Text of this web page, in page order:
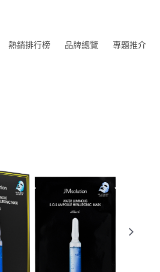
熱銷排行榜 品牌總覽 專題推介